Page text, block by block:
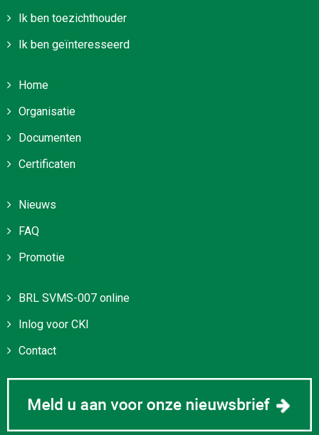
Ik ben toezichthouder
Ik ben geïnteresseerd
Home
Organisatie
Documenten
Certificaten
Nieuws
FAQ
Promotie
BRL SVMS-007 online
Inlog voor CKI
Contact